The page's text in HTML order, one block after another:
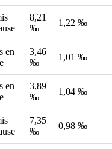
8,21
‰
1,22 ‰
en
3,46
‰
1,01 ‰
en
3,89
‰
1,04 ‰
7,35
‰
0,98 ‰